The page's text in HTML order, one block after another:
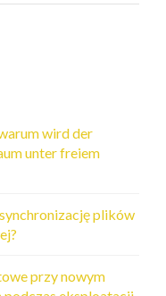
wird der
unter freiem
plików
przy nowym